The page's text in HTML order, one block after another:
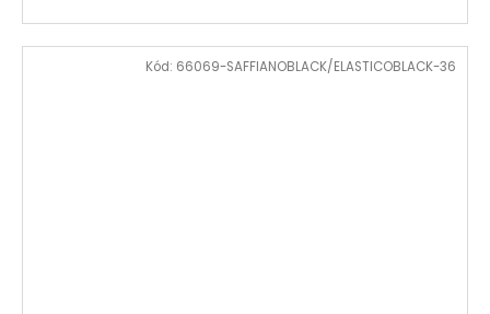
Kód: 66069-SAFFIANOBLACK/ELASTICOBLACK-36